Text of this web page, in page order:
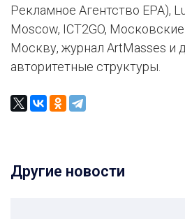
Рекламное Агентство ЕРА),
Moscow, ICT2GO,
Москву, журнал ArtMasses и
авторитетные структуры.
Другие новости